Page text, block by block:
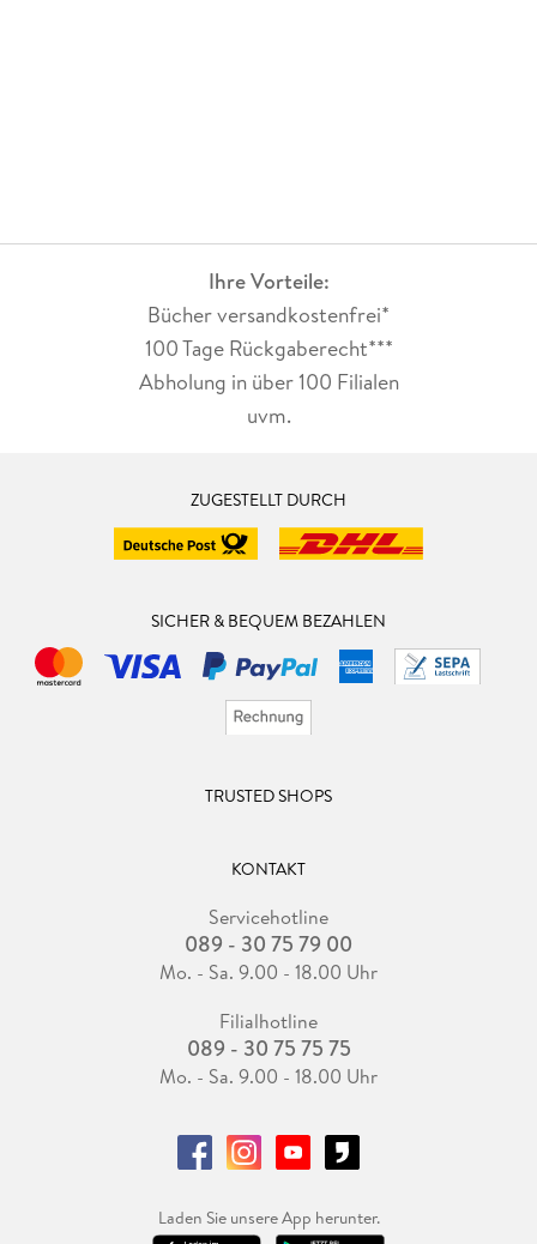
Ihre Vorteile:
Bücher versandkostenfrei*
100 Tage Rückgaberecht***
Abholung in über 100 Filialen
uvm.
ZUGESTELLT DURCH
SICHER & BEQUEM BEZAHLEN
TRUSTED SHOPS
KONTAKT
Servicehotline
089 - 30 75 79 00
Mo. - Sa. 9.00 - 18.00 Uhr
Filialhotline
089 - 30 75 75 75
Mo. - Sa. 9.00 - 18.00 Uhr
Laden Sie unsere App herunter.